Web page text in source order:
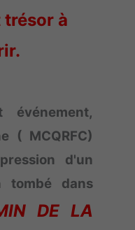
à
( MCQRFC)
d'un
tombé dans
DE LA